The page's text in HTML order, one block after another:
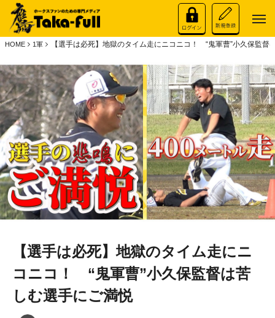
HOME 1軍 【選手は必死】地獄のタイム走にニコニコ！ “鬼軍曹”小久保監督
【選手は必死】地獄のタイム走にニ
コニコ！ “鬼軍曹”小久保監督は苦
しむ選手にご満悦